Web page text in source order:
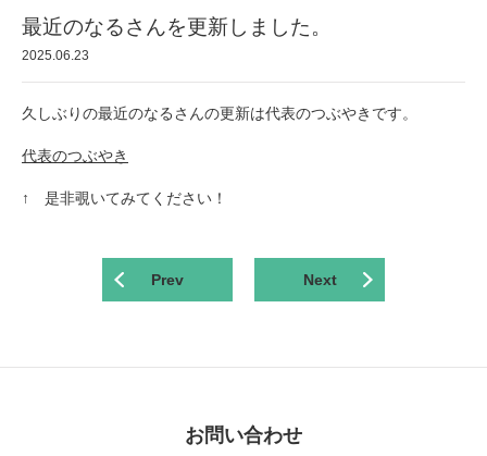
最近のなるさんを更新しました。
2025.06.23
久しぶりの最近のなるさんの更新は代表のつぶやきです。
代表のつぶやき
↑ 是非覗いてみてください！
Prev Next
お問い合わせ